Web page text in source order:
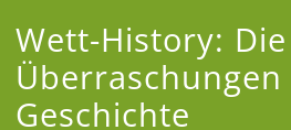
Wett-History:
Überraschungen
Geschichte